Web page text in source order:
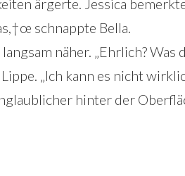
ärgerte. Jessica
schnappte Bella.
näher. „Ehrlich? Was
„Ich kann es nicht
hinter der